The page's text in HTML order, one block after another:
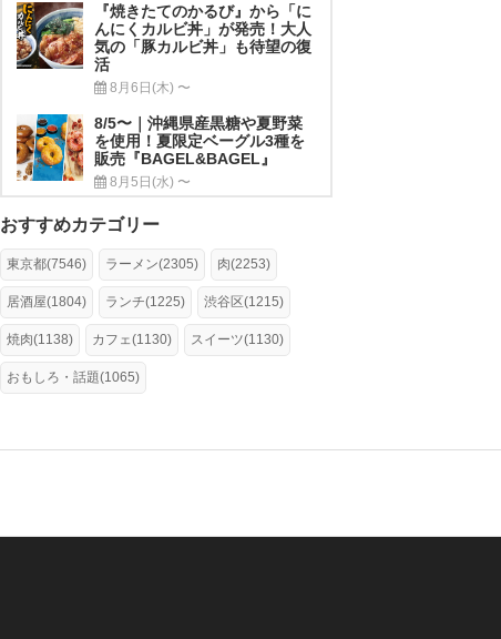
『焼きたてのかるび』から「に
んにくカルビ丼」が発売！大人
気の「豚カルビ丼」も待望の復
活
8月6日(木) 〜
8/5〜｜沖縄県産黒糖や夏野菜
を使用！夏限定ベーグル3種を
販売『BAGEL&BAGEL』
8月5日(水) 〜
おすすめカテゴリー
東京都(7546) ラーメン(2305) 肉(2253)
居酒屋(1804) ランチ(1225) 渋谷区(1215)
焼肉(1138) カフェ(1130) スイーツ(1130)
おもしろ・話題(1065)